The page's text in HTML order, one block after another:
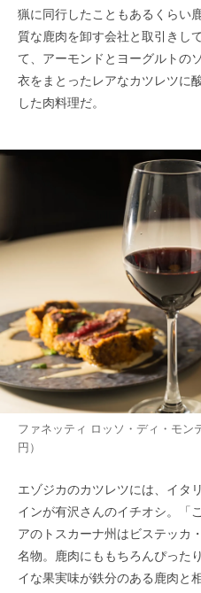
猟に同行したこともあるくらい
質な鹿肉を卸す会社と取引きし
て、アーモンドとヨーグルトの
衣をまとったレアなカツレツに
した肉料理だ。
ファネッティ ロッソ・ディ・モン
円）
エゾジカのカツレツには、イタ
インが有沢さんのイチオシ。「
アのトスカーナ州はビステッカ
名物。鹿肉にももちろんぴった
イな果実味が鉄分のある鹿肉と